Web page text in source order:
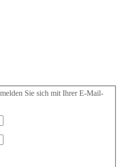
Sie sich mit Ihrer E-Mail-